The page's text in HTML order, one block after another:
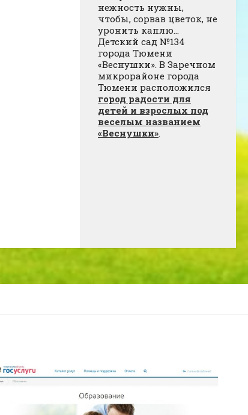
нежность нужны,
чтобы, сорвав цветок, не
уронить каплю…
Детский сад №134
города Тюмени
«Веснушки». В Заречном
микрорайоне города
Тюмени расположился
город радости для
детей и взрослых под
веселым названием
«Веснушки».